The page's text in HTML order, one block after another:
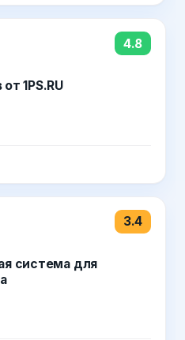
4.8
1PS.RU
3.4
система для